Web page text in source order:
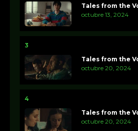
Tales from the
octubre 13, 2024
3
Tales from the
octubre 20, 2024
4
Tales from the
octubre 20, 2024